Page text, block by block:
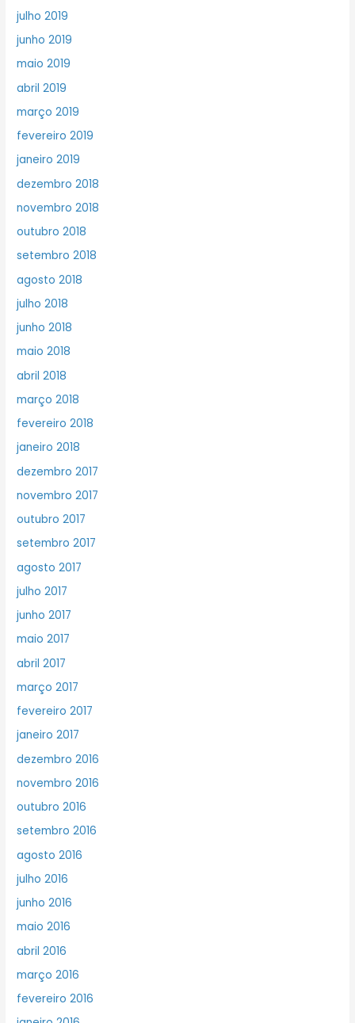
julho 2019
junho 2019
maio 2019
abril 2019
março 2019
fevereiro 2019
janeiro 2019
dezembro 2018
novembro 2018
outubro 2018
setembro 2018
agosto 2018
julho 2018
junho 2018
maio 2018
abril 2018
março 2018
fevereiro 2018
janeiro 2018
dezembro 2017
novembro 2017
outubro 2017
setembro 2017
agosto 2017
julho 2017
junho 2017
maio 2017
abril 2017
março 2017
fevereiro 2017
janeiro 2017
dezembro 2016
novembro 2016
outubro 2016
setembro 2016
agosto 2016
julho 2016
junho 2016
maio 2016
abril 2016
março 2016
fevereiro 2016